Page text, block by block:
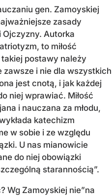
gen. Zamoyskiej
zasady
Ojczyzny. Autorka
to miłość
takiej postawy należy
zawsze i nie dla wszystkich
jest cnotą, i jak każdej
niej wprawiać. Miłość
i nauczana za młodu,
katechizm
w sobie i ze względu
U nas mianowicie
do niej obowiązki
starannością”.
Wg Zamoyskiej nie”na